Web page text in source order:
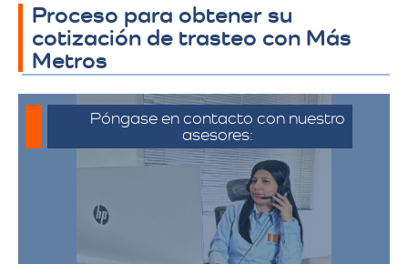
Proceso para obtener su
cotización de trasteo con Más
Metros
Póngase en contacto con nuestro
asesores:
Para iniciar el proceso de solicitud de
cotización, puede comunicarse a través
de whatsapp haciendo click en cotizar.​